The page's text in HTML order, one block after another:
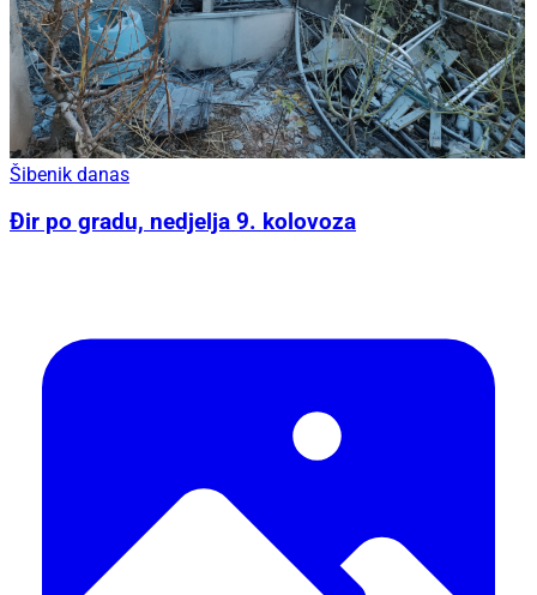
Šibenik danas
Đir po gradu, nedjelja 9. kolovoza